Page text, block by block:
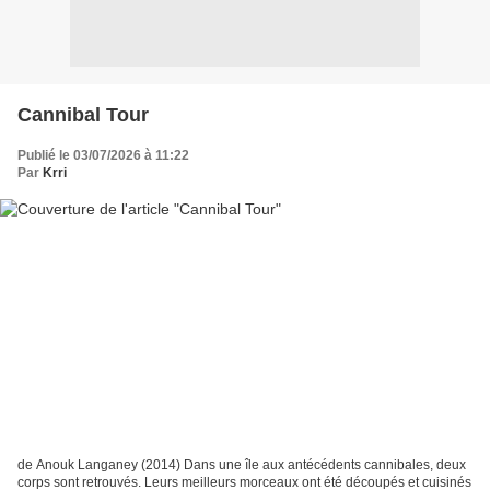
Cannibal Tour
Publié le 03/07/2026 à 11:22
Par Krri
de Anouk Langaney (2014) Dans une île aux antécédents cannibales, deux
corps sont retrouvés. Leurs meilleurs morceaux ont été découpés et cuisinés